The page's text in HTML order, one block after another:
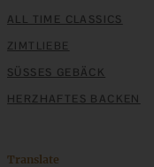
ALL TIME CLASSICS
ZIMTLIEBE
SÜSSES GEBÄCK
HERZHAFTES BACKEN
Translate